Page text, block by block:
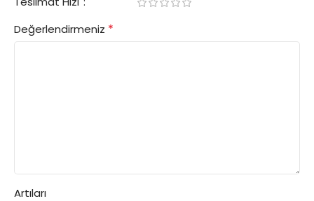
Değerlendirmeniz *
Artıları